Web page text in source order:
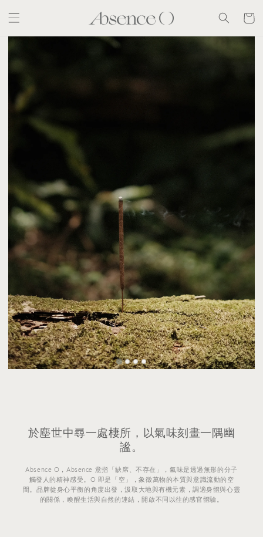
於塵世中尋一處棲所，以氣味刻畫一隅幽
謐。
Absence O，Absence 意指「缺席、不存在」，氣味是透過無形的分子
觸發人的精神感受。O 即是「空」，象徵萬物的本質與意識流動的空
間。品牌從身心平衡的角度出發，汲取大地與有機元素，調適身體與心靈
的關係，喚醒生活與自然的連結，開啟不同以往的感官體驗。